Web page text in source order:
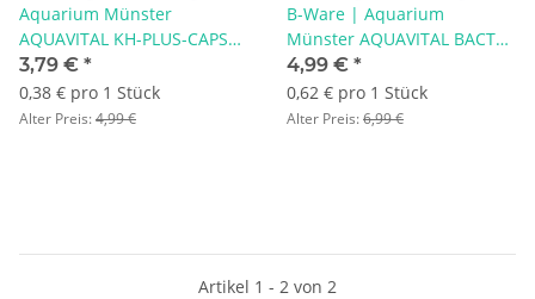
Aquarium Münster
AQUAVITAL KH-PLUS-CAPS
10 St.
3,79 € *
0,38 € pro 1 Stück
Alter Preis:4,99 €
B-Ware | Aquarium
Münster AQUAVITAL BACTO
GROUNDBOOST 8 St. | MHD
6/26
4,99 € *
0,62 € pro 1 Stück
Alter Preis:6,99 €
Artikel 1 - 2 von 2